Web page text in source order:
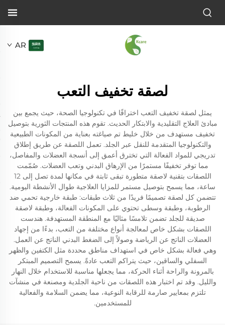
AR
لصقة تخفيف التعب
يمثل لصقة تخفيف التعب اختراقًا في تكنولوجيا الصحة، حيث يجمع بين
مبادئ العلاج التقليدية والابتكار الحديث. تقوم هذه المنتجات الثورية بتوصيل
تخفيف مستهدف من خلال خليط تم صياغته بعناية من المكونات الطبيعية
والتكنولوجيا المتقدمة للنقل عبر الجلد. تعمل اللصقة عن طريق إطلاق
تدريجي للمواد الفعالة التي تخترق أعمق إلى أنسجة العضلات والمفاصل،
مما توفر تخفيفًا مستمرًا من الإرهاق البدني وتعب العضلات. صُمّمت
اللصقات بتقنية لاصقة متطورة تبقى ثابتة في مكانها لمدة تصل إلى 12
ساعة، مما يسمح بتوصيل مستمر للمزايا العلاجية طوال الأنشطة اليومية.
تتضمن كل لصقة تصميمًا فريدًا من ثلاث طبقات: طبقة خارجية تحمي ضد
الرطوبة، وطبقة وسطى تحتوي على المكونات الفعالة، وطبقة لاصقة
صديقة للجلد تضمن تلامسًا مثاليًا مع المنطقة المستهدفة. هندست
اللصقات بشكل خاص لمعالجة أنواع مختلفة من التعب، بدءًا من إجهاد
العضلات الناتج عن الرياضة وصولاً إلى الضغط البدني الناتج عن العمل.
وهي فعالة بشكل خاص في استهداف مناطق محددة مثل الكتفين والظهر
السفلي والساقين، حيث يتراكم التعب عادةً. يسمح التصميم المبتكر
بالمرونة والراحة أثناء الحركة، مما يجعلها مناسبة للاستخدام خلال النهار
والليل. وقد تم اختبار هذه اللصقات من ناحية الجلدية ومصنعة في منشآت
تلتزم بمعايير صارمة للرقابة النوعية، مما يضمن السلامة والفعالية
للمستخدمين.